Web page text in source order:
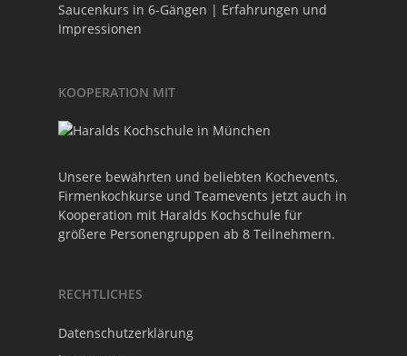
Saucenkurs in 6-Gängen | Erfahrungen und
Impressionen
KOOPERATION MIT
Unsere bewährten und beliebten Kochevents,
Firmenkochkurse und Teamevents jetzt auch in
Kooperation mit Haralds Kochschule für
größere Personengruppen ab 8 Teilnehmern.
RECHTLICHES
Datenschutzerklärung